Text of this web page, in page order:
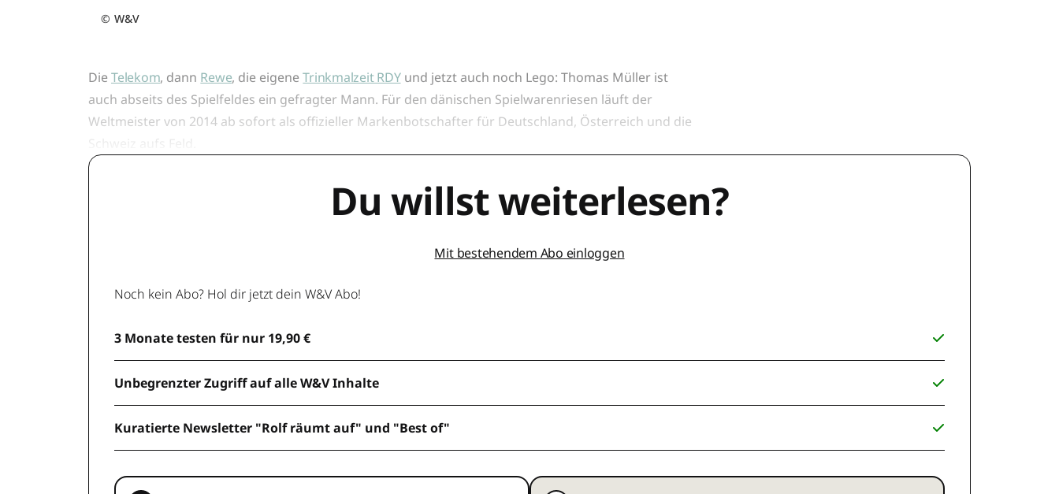
© W&V
Die Telekom, dann Rewe, die eigeneTrinkmalzeit RDYund jetzt auch noch Lego: Thomas Müller ist
auch abseits des Spielfeldes ein gefragter Mann. Für den dänischen Spielwarenriesen läuft der
Weltmeister von 2014 ab sofort als offizieller Markenbotschafter für Deutschland, Österreich und die
Du willst weiterlesen?
Mit bestehendem Abo einloggen
Noch kein Abo? Hol dir jetzt dein W&V Abo!
3 Monate testen für nur 19,90 €
Unbegrenzter Zugriff auf alle W&V Inhalte
Kuratierte Newsletter "Rolf räumt auf" und "Best of"